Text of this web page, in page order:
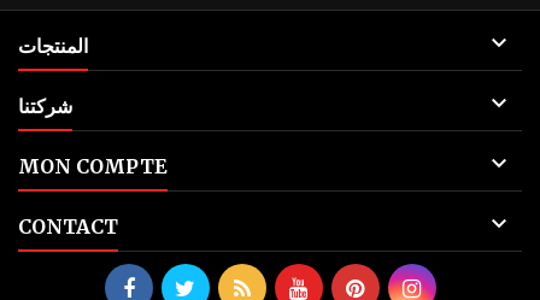
المنتجات 
شركتنا 
MON COMPTE 
CONTACT 